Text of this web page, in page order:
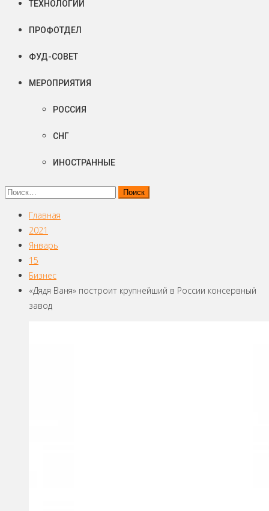
ТЕХНОЛОГИИ
ПРОФОТДЕЛ
ФУД-СОВЕТ
МЕРОПРИЯТИЯ
РОССИЯ
СНГ
ИНОСТРАННЫЕ
Найти:
Главная
2021
Январь
15
Бизнес
«Дядя Ваня» построит крупнейший в России консервный
завод